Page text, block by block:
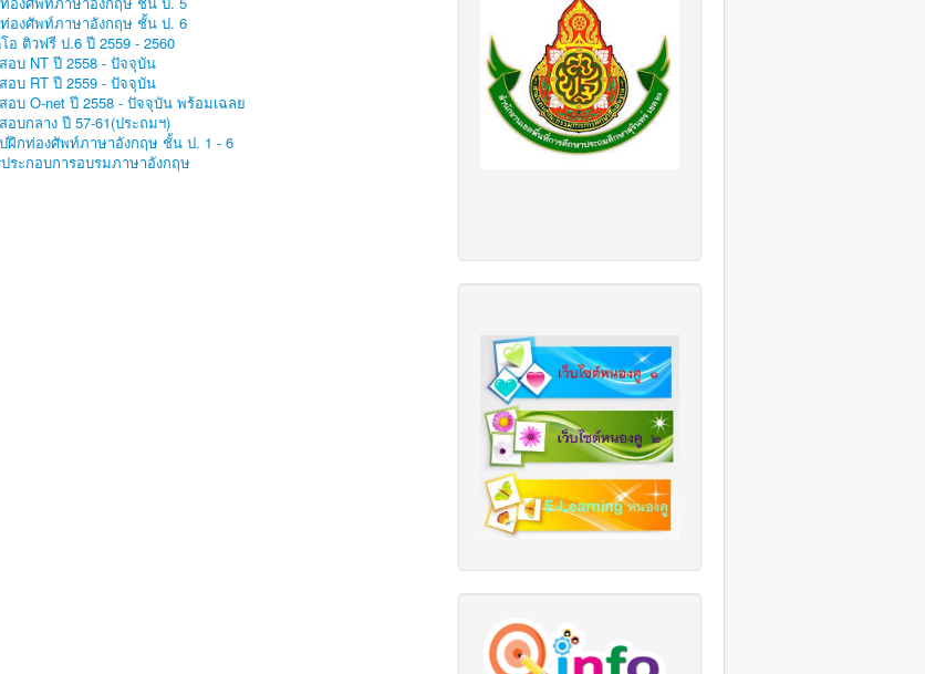
องศัพท์ภาษาอังกฤษ ชั้น ป. 6
อ ติวฟรี ป.6 ปี 2559 - 2560
อบ NT ปี 2558 - ปัจจุบัน
อบ RT ปี 2559 - ปัจจุบัน
อบ O-net ปี 2558 - ปัจจุบัน พร้อมเฉลย
อบกลาง ปี 57-61(ประถมฯ)
ฝึกท่องศัพท์ภาษาอังกฤษ ชั้น ป. 1 - 6
ประกอบการอบรมภาษาอังกฤษ